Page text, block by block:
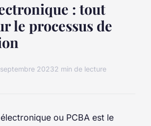
: tout
le processus de
20232 min de lecture
ou PCBA est le